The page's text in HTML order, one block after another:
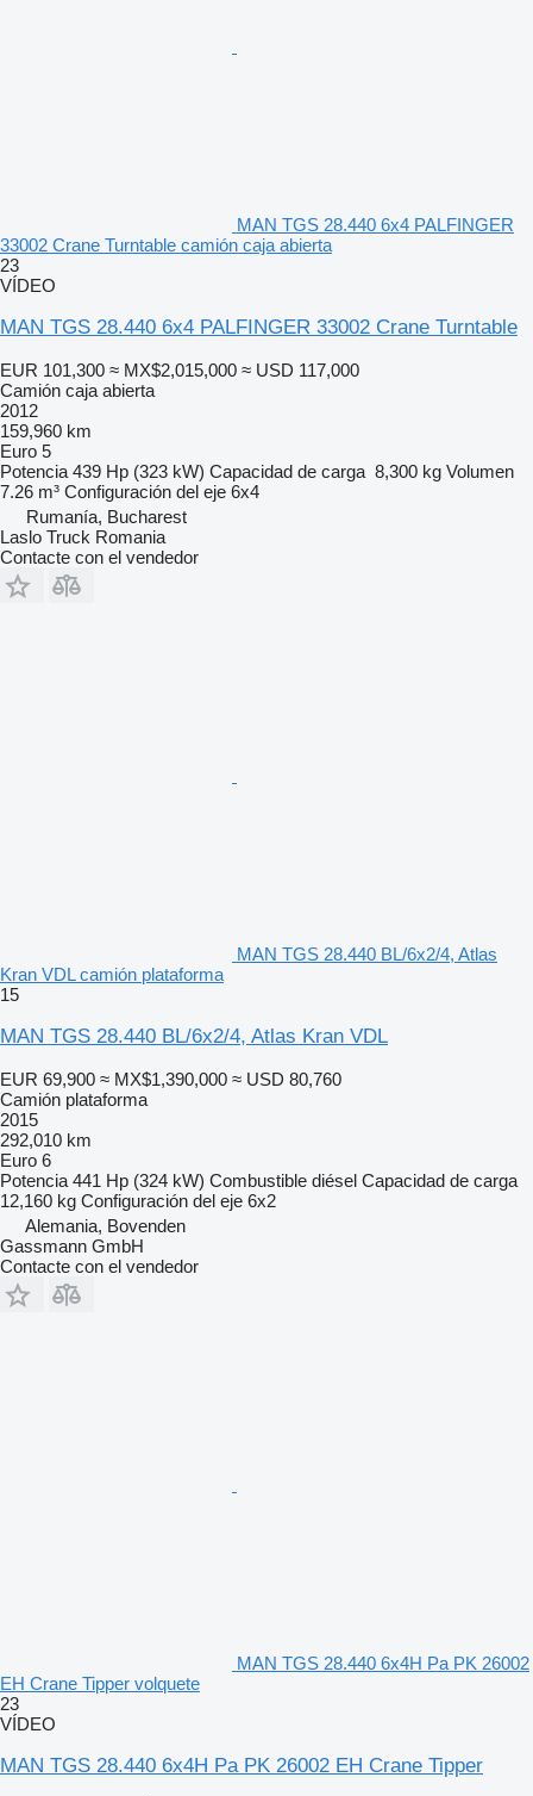
MAN TGS 28.440 6x4 PALFINGER
33002 Crane Turntable camión caja abierta
23
VÍDEO
MAN TGS 28.440 6x4 PALFINGER 33002 Crane Turntable
EUR 101,300 ≈ MX$2,015,000 ≈ USD 117,000
Camión caja abierta
2012
159,960 km
Euro 5
Potencia 439 Hp (323 kW) Capacidad de carga 8,300 kg Volumen
7.26 m³ Configuración del eje 6x4
Rumanía, Bucharest
Laslo Truck Romania
Contacte con el vendedor
MAN TGS 28.440 BL/6x2/4, Atlas
Kran VDL camión plataforma
15
MAN TGS 28.440 BL/6x2/4, Atlas Kran VDL
EUR 69,900 ≈ MX$1,390,000 ≈ USD 80,760
Camión plataforma
2015
292,010 km
Euro 6
Potencia 441 Hp (324 kW) Combustible diésel Capacidad de carga
12,160 kg Configuración del eje 6x2
Alemania, Bovenden
Gassmann GmbH
Contacte con el vendedor
MAN TGS 28.440 6x4H Pa PK 26002
EH Crane Tipper volquete
23
VÍDEO
MAN TGS 28.440 6x4H Pa PK 26002 EH Crane Tipper